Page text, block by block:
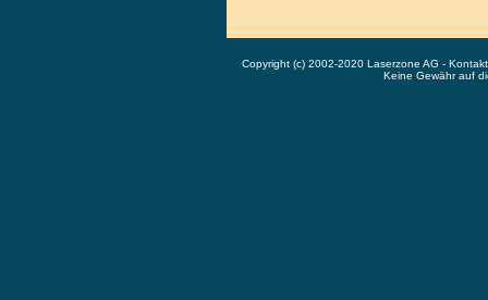
Copyright (c) 2002-2020 Laserzone AG -
Keine Gewähr auf